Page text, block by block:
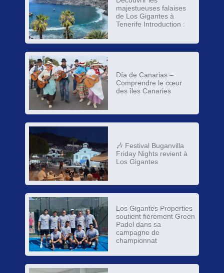
majestueuses falaises
de Los Gigantes à
Tenerife Introduction :
Día de Canarias –
Comprendre le cœur
des îles Canaries
🎶 Festival Buganvilla
Friday Nights revient à
Los Gigantes
Los Gigantes Properties
soutient fièrement Green
Padel dans sa
campagne de
championnat